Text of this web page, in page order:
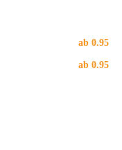
ab 0.95
ab 0.95